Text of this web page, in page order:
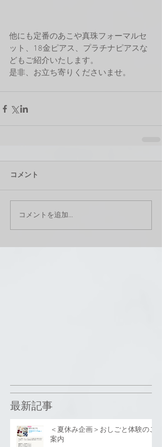
他にも定番のあこや真珠フォーマルセ
ット、18金ピアス、プラチナピアスな
どもご紹介いたします。
是非、お立ち寄りくださいませ。
コメント
コメントを追加…
最新記事
＜夏休み企画＞おしごと体験のご
案内